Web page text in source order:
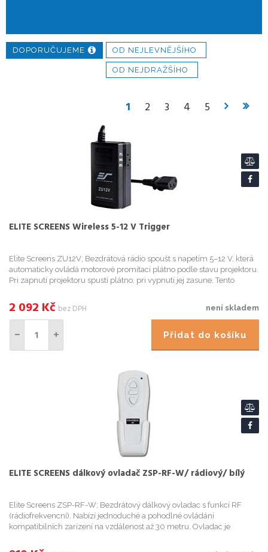
DOPORUČUJEME OD NEJLEVNĚJŠÍHO
OD NEJDRAŽŠÍHO
1 2 3 4 5
ELITE SCREENS Wireless 5-12 V Trigger
Elite Screens ZU12V; Bezdrátová rádio spoušt s napetím 5–12 V, která
automaticky ovládá motorové promítací plátno podle stavu projektoru.
Pri zapnutí projektoru spustí plátno, pri vypnutí jej zasune. Tento
není skladem
2 092 Kč bez DPH
Přidat do košíku
ELITE SCREENS dálkový ovladač ZSP-RF-W/ rádiový/ bílý
Elite Screens ZSP-RF-W; Bezdrátový dálkový ovladac s funkcí RF
(rádiofrekvencní). Nabízí jednoduché a pohodlné ovládání
kompatibilních zarízení na vzdálenost až 30 metru. Ovladac je
Vhodný ...